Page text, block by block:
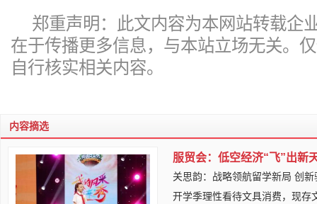
郑重声明：此文内容为本网站转载企
在于传播更多信息，与本站立场无关。
自行核实相关内容。
内容摘选
服贸会：低空经济“飞”出新
关思韵：战略领航留学新局 创
开学季理性看待文具消费，现存